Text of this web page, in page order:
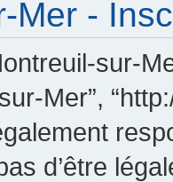
Mer -
sur-
Mer”,
d’être